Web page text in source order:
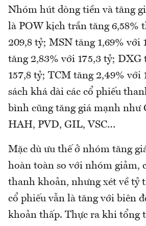
Nhóm hút dòng tiền và tăng
là POW kịch trần tăng 6,58%
209,8 tỷ; MSN tăng 1,69% với
tăng 2,83% với 175,3 tỷ; DXG
157,8 tỷ; TCM tăng 2,49% với
sách khá dài các cổ phiếu
bình cũng tăng giá mạnh như
HAH, PVD, GIL, VSC…
Mặc dù ưu thế ở nhóm tăng
hoàn toàn so với nhóm giảm,
thanh khoản, nhưng xét về tỷ
cổ phiếu vẫn là tăng với biên
khoản thấp. Thực ra khi tổng